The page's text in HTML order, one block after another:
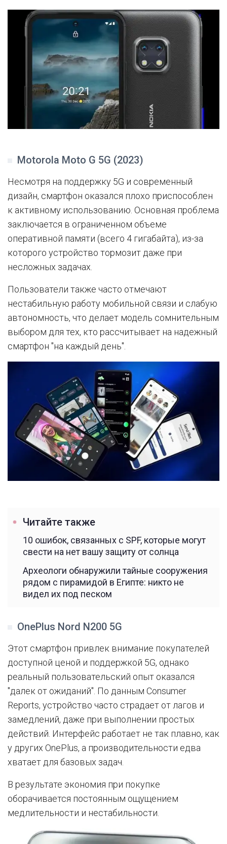
Motorola Moto G 5G (2023)
Несмотря на поддержку 5G и современный
дизайн, смартфон оказался плохо приспособлен
к активному использованию. Основная проблема
заключается в ограниченном объеме
оперативной памяти (всего 4 гигабайта), из-за
которого устройство тормозит даже при
несложных задачах.
Пользователи также часто отмечают
нестабильную работу мобильной связи и слабую
автономность, что делает модель сомнительным
выбором для тех, кто рассчитывает на надежный
смартфон "на каждый день".
Читайте также
10 ошибок, связанных с SPF, которые могут
свести на нет вашу защиту от солнца
Археологи обнаружили тайные сооружения
рядом с пирамидой в Египте: никто не
видел их под песком
OnePlus Nord N200 5G
Этот смартфон привлек внимание покупателей
доступной ценой и поддержкой 5G, однако
реальный пользовательский опыт оказался
"далек от ожиданий". По данным Consumer
Reports, устройство часто страдает от лагов и
замедлений, даже при выполнении простых
действий. Интерфейс работает не так плавно, как
у других OnePlus, а производительности едва
хватает для базовых задач.
В результате экономия при покупке
оборачивается постоянным ощущением
медлительности и нестабильности.